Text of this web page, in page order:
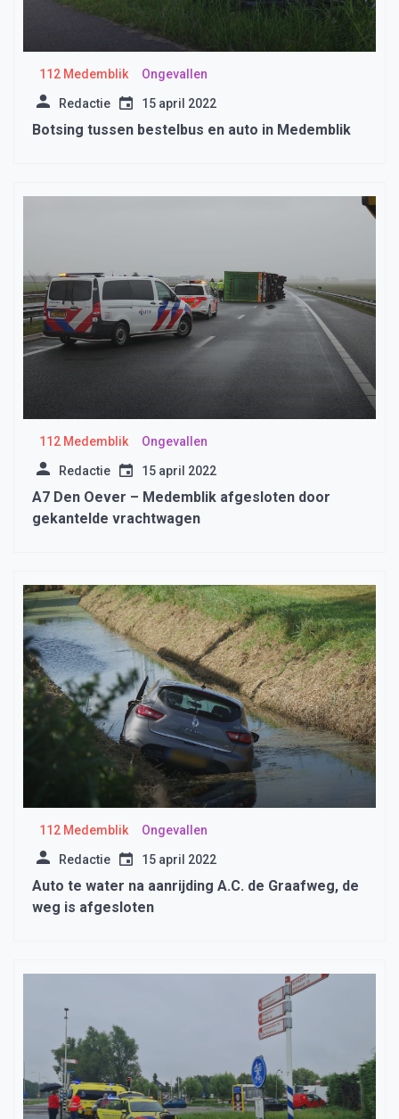
112 Medemblik Ongevallen
Redactie 15 april 2022
Botsing tussen bestelbus en auto in Medemblik
112 Medemblik Ongevallen
Redactie 15 april 2022
A7 Den Oever – Medemblik afgesloten door
gekantelde vrachtwagen
112 Medemblik Ongevallen
Redactie 15 april 2022
Auto te water na aanrijding A.C. de Graafweg, de
weg is afgesloten